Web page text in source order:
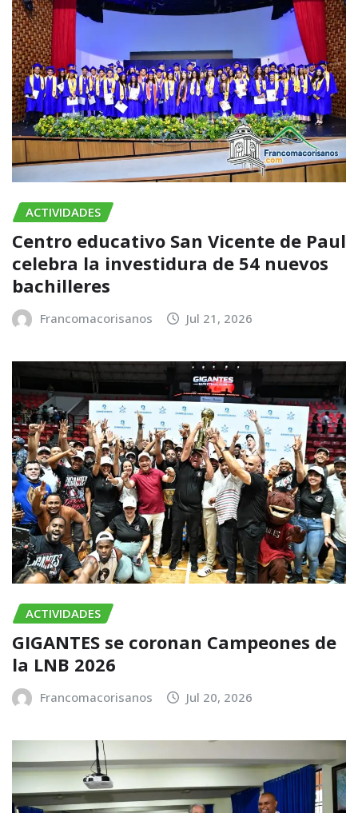
ACTIVIDADES
Centro educativo San Vicente de Paul
celebra la investidura de 54 nuevos
bachilleres
Francomacorisanos Jul 21, 2026
ACTIVIDADES
GIGANTES se coronan Campeones de
la LNB 2026
Francomacorisanos Jul 20, 2026